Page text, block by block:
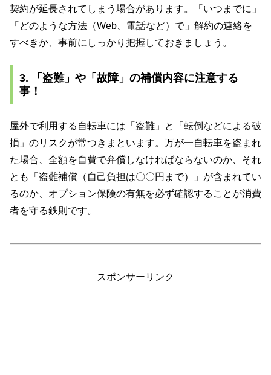
契約が延長されてしまう場合があります。「いつまでに」
「どのような方法（Web、電話など）で」解約の連絡を
すべきか、事前にしっかり把握しておきましょう。
3. 「盗難」や「故障」の補償内容に注意する
事！
屋外で利用する自転車には「盗難」と「転倒などによる破
損」のリスクが常つきまといます。万が一自転車を盗まれ
た場合、全額を自費で弁償しなければならないのか、それ
とも「盗難補償（自己負担は〇〇円まで）」が含まれてい
るのか、オプション保険の有無を必ず確認することが消費
者を守る鉄則です。
スポンサーリンク